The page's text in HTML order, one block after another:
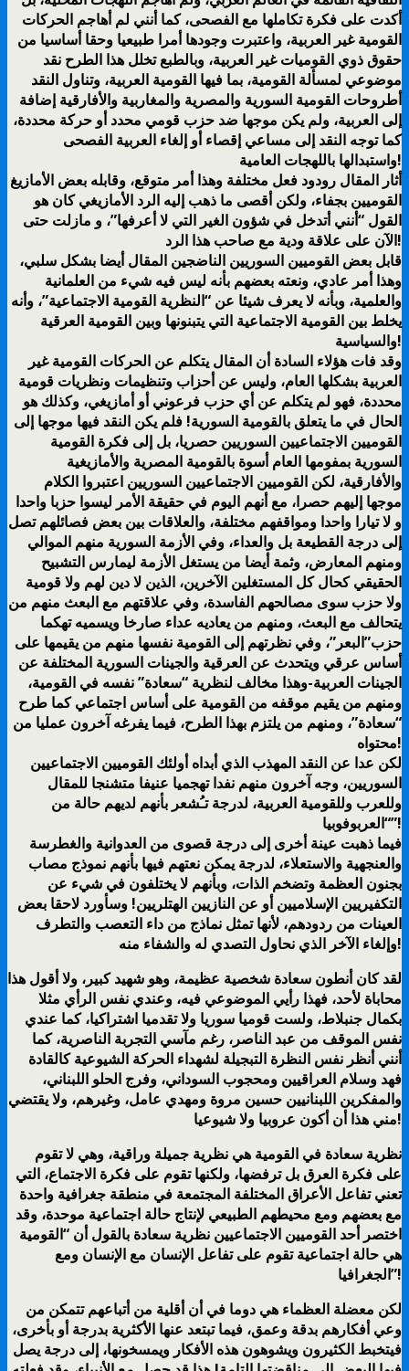
أكدت على فكرة تكاملها مع الفصحى، كما أنني لم أهاجم الحركات
القومية غير العربية، واعتبرت وجودها أمرا طبيعيا وحقا أساسيا من
حقوق ذوي القوميات غير العربية، وبالطبع تخلل هذا الطرح نقد
موضوعي لمسألة القومية، بما فيها القومية العربية، وتناول النقد
أطروحات القومية السورية والمصرية والمغاربية والأفارقية إضافة
إلى العربية، ولم يكن موجها ضد حزب قومي محدد أو حركة محددة،
كما توجه النقد إلى مساعي إقصاء أو إلغاء العربية الفصحى
واستبدالها باللهجات العامية!
أثار المقال رودود فعل مختلفة وهذا أمر متوقع، وقابله بعض الأمازيغ
القوميين بجفاء، ولكن أقصى ما ذهب إليه الرد الأمازيغي كان هو
القول “أنني أتدخل في شؤون الغير التي لا أعرفها”، و مازلت حتى
الآن على علاقة ودية مع صاحب هذا الرد!
قابل بعض القوميين السوريين الناضجين المقال أيضا بشكل سلبي،
وهذا أمر عادي، ونعته بعضهم بأنه ليس فيه شيء من العلمانية
والعلمية، وبأنه لا يعرف شيئا عن “النظرية القومية الاجتماعية”، وأنه
يخلط بين القومية الاجتماعية التي يتبنونها وبين القومية العرقية
والسياسية!
وقد فات هؤلاء السادة أن المقال يتكلم عن الحركات القومية غير
العربية بشكلها العام، وليس عن أحزاب وتنظيمات ونظريات قومية
محددة، فهو لم يتكلم عن أي حزب فرعوني أو أمازيغي، وكذلك هو
الحال في ما يتعلق بالقومية السورية! فلم يكن النقد فيها موجها إلى
القوميين الاجتماعيين السوريين حصريا، بل إلى فكرة القومية
السورية بمفومها العام أسوة بالقومية المصرية والأمازيغية
والأفارقية، لكن القوميين الاجتماعيين السوريين اعتبروا الكلام
موجها إليهم حصرا، مع أنهم اليوم في حقيقة الأمر ليسوا حزبا واحدا
و لا تيارا واحدا ومواقفهم مختلفة، والعلاقات بين بعض فصائلهم تصل
إلى درجة القطيعة بل والعداء، وفي الأزمة السورية منهم الموالي
ومنهم المعارض، وثمة أيضا من يستغل الأزمة ليمارس التشبيح
الحقيقي كحال كل المستغلين الآخرين، الذين لا دين لهم ولا قومية
ولا حزب سوى مصالحهم الفاسدة، وفي علاقتهم مع البعث منهم من
يتحالف مع البعث، ومنهم من يعاديه عداء صارخا ويسميه تهكما
حزب”البعر”، وفي نظرتهم إلى القومية نفسها منهم من يقيمها على
أساس عرقي ويتحدث عن العرقية والجينات السورية المختلفة عن
الجينات العربية-وهذا مخالف لنظرية “سعادة” نفسه في القومية،
ومنهم من يقيم موقفه من القومية على أساس اجتماعي كما طرح
“سعادة”، ومنهم من يلتزم بهذا الطرح، فيما يفرغه آخرون عمليا من
محتواه!
لكن عدا عن النقد المهذب الذي أبداه أولئك القوميين الاجتماعيين
السوريين، وجه آخرون منهم نفدا تهجميا عنيفا متشنجا للمقال
وللعرب وللقومية العربية، لدرجة تـُشعر بأنهم لديهم حالة من
“العربوفوبيا”!
فيما ذهبت عينة أخرى إلى درجة قصوى من العدوانية والغطرسة
والعنجهية والاستعلاء، لدرجة يمكن نعتهم فيها بأنهم نموذج مصاب
بجنون العظمة وتضخم الذات، وبأنهم لا يختلفون في شيء عن
التكفيريين الإسلاميين أو عن النازيين الهتلريين! وسأورد لاحقا بعض
العينات من ردودهم، لأنها تمثل نماذج من داء التعصب والتطرف
وإلغاء الآخر الذي نحاول التصدي له والشفاء منه!
لقد كان أنطون سعادة شخصية عظيمة، وهو شهيد كبير، ولا أقول هذا
محاباة لأحد، فهذا رأيي الموضوعي فيه، وعندي نفس الرأي مثلا
بكمال جنبلاط، ولست قوميا سوريا ولا تقدميا اشتراكيا، كما عندي
نفس الموقف من عبد الناصر، رغم مآسي التجربة الناصرية، كما
أنني أنظر نفس النظرة التبجيلة لشهداء الحركة الشيوعية كالقادة
فهد وسلام العراقيين ومحجوب السوداني، وفرج الحلو اللبناني،
والمفكرين اللبنانيين حسين مروة ومهدي عامل، وغيرهم، ولا يقتضي
مني هذا أن أكون عروبيا ولا شيوعيا!
نظرية سعادة في القومية هي نظرية جميلة وراقية، وهي لا تقوم
على فكرة العرق بل ترفضها، ولكنها تقوم على فكرة الاجتماع، التي
تعني تفاعل الأعراق المختلفة المجتمعة في منطقة جغرافية واحدة
مع بعضهم ومع محيطهم الطبيعي لإنتاج حالة اجتماعية موحدة، وقد
اختصر أحد القوميين الاجتماعيين نظرية سعادة بالقول أن “القومية
هي حالة اجتماعية تقوم على تفاعل الإنسان مع الإنسان ومع
الجغرافيا”!
لكن معضلة العظماء هي دوما في أن أقلية من أتباعهم تتمكن من
وعي أفكارهم بدقة وعمق، فيما تبتعد عنها الأكثرية بدرجة أو بأخرى،
فيتخبط الكثيرون ويشوهون هذه الأفكار ويمسخونها، إلى درجة يصل